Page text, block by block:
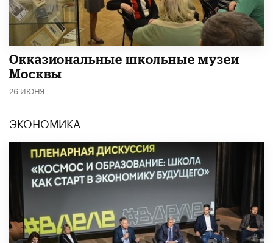
​Окказиональные школьные музеи
Москвы
26 ИЮНЯ
ЭКОНОМИКА